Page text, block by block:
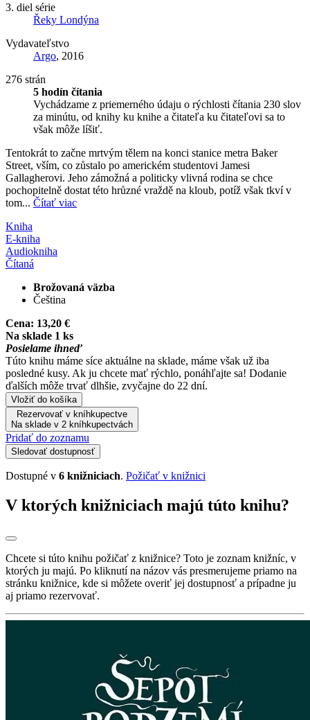
3. diel série
Řeky Londýna
Vydavateľstvo
Argo, 2016
276 strán
5 hodín čítania
Vychádzame z priemerného údaju o rýchlosti čítania 230 slov
za minútu, od knihy ku knihe a čitateľa ku čitateľovi sa to
však môže líšiť.
Tentokrát to začne mrtvým tělem na konci stanice metra Baker
Street, vším, co zůstalo po americkém studentovi Jamesi
Gallagherovi. Jeho zámožná a politicky vlivná rodina se chce
pochopitelně dostat této hrůzné vraždě na kloub, potíž však tkví v
tom... Čítať viac
Kniha
E-kniha
Audiokniha
Čítaná
Brožovaná väzba
Čeština
Cena: 13,20 €
Na sklade 1 ks
Posielame ihneď
Túto knihu máme síce aktuálne na sklade, máme však už iba
posledné kusy. Ak ju chcete mať rýchlo, ponáhľajte sa! Dodanie
ďalších môže trvať dlhšie, zvyčajne do 22 dní.
Vložiť do košíka
Rezervovať v kníhkupectve
Na sklade v 2 kníhkupectvách
Pridať do zoznamu
Sledovať dostupnosť
Dostupné v 6 knižniciach. Požičať v knižnici
V ktorých knižniciach majú túto knihu?
Chcete si túto knihu požičať z knižnice? Toto je zoznam knižníc, v
ktorých ju majú. Po kliknutí na názov vás presmerujeme priamo na
stránku knižnice, kde si môžete overiť jej dostupnosť a prípadne ju
aj priamo rezervovať.